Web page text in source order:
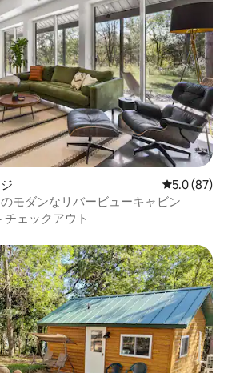
レビュー87
5.0 (87)
モダンなリバービューキャビン
· チェックアウト